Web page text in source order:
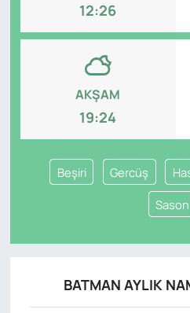
12:26
AKŞAM
19:24
Beşiri Gercüş
Sason
BATMAN AYLIK